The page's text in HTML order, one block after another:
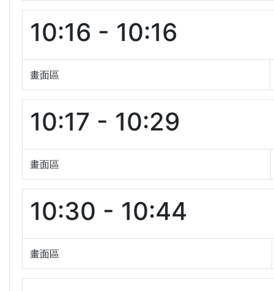
10:16 - 10:16
畫面區
10:17 - 10:29
畫面區
10:30 - 10:44
畫面區